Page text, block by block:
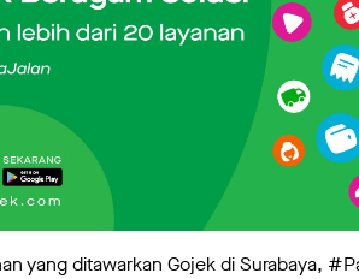
yang ditawarkan Gojek di Surabaya,